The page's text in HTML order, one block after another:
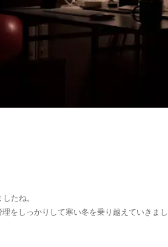
たね。
をしっかりして寒い冬を乗り越えていきまし